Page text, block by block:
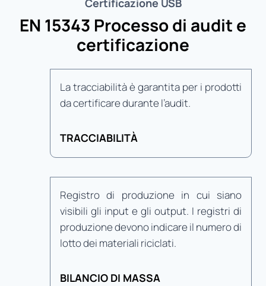
Certificazione USB
EN 15343 Processo di audit e
certificazione
La tracciabilità è garantita per i prodotti
da certificare durante l’audit.
TRACCIABILITÀ
Registro di produzione in cui siano
visibili gli input e gli output. I registri di
produzione devono indicare il numero di
lotto dei materiali riciclati.
BILANCIO DI MASSA